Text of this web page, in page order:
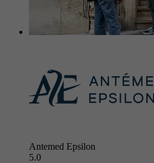
Antemed Epsilon
5.0